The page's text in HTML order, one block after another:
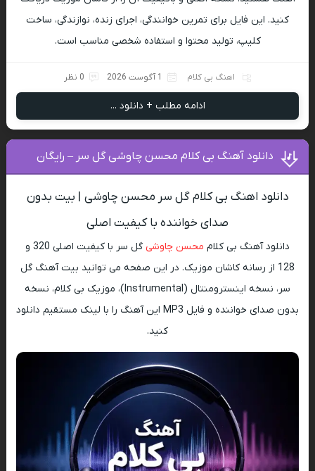
کنید. این فایل برای تمرین خوانندگی، اجرای زنده، نوازندگی، ساخت
کلیپ، تولید محتوا و استفاده شخصی مناسب است.
اهنگ بی کلام 1 آگوست 2026 0 نظر
ادامه مطلب + دانلود ...
دانلود آهنگ بی کلام محسن چاوشی گل سر – رایگان
دانلود اهنگ بی کلام گل سر محسن چاوشی | بیت بدون
صدای خواننده با کیفیت اصلی
دانلود آهنگ بی کلام محسن چاوشی
گل سر با کیفیت اصلی 320 و
128 از رسانه کاشان موزیک. در این صفحه می توانید بیت آهنگ گل
سر، نسخه اینسترومنتال (Instrumental)، موزیک بی کلام، نسخه
بدون صدای خواننده و فایل MP3 این آهنگ را با لینک مستقیم دانلود
کنید.